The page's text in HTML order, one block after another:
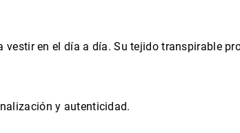
en el día a día. Su tejido transpirable
y autenticidad.